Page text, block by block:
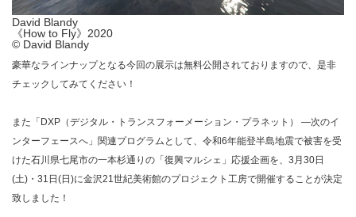
David Blandy
《How to Fly》2020
© David Blandy
豪華なラインナップとなる今回の展示は無料公開されておりますので、是非
チェックしてみてください！
また「DXP（デジタル・トランスフォーメーション・プラネット） ―次のイ
ンターフェースへ」関連プログラムとして、令和6年能登半島地震で被害を受
けた石川県七尾市の一本杉通りの「復興マルシェ」応援企画を、3月30日
(土)・31日(日)に金沢21世紀美術館のプロジェクト工房で開催することが決定
致しました！